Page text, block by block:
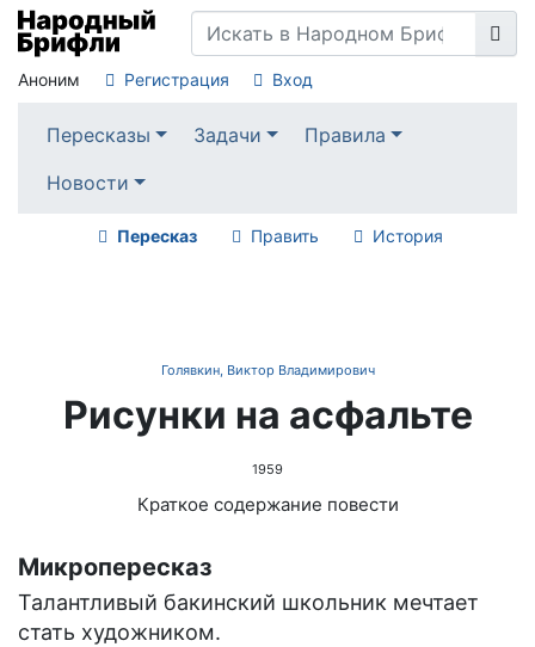
Аноним Регистрация Вход
Пересказы Задачи
Правила
Новости
Пересказ Править История
Голявкин, Виктор Владимирович
Рисунки на асфальте
1959
Краткое содержание повести
Микропересказ
Талантливый бакинский школьник мечтает
стать художником.